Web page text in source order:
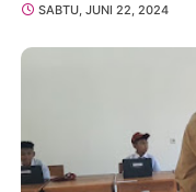
SABTU, JUNI 22, 2024